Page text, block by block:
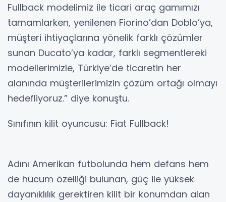
Fullback modelimiz ile ticari araç gamımızı
tamamlarken, yenilenen Fiorino’dan Doblo’ya,
müşteri ihtiyaçlarına yönelik farklı çözümler
sunan Ducato’ya kadar, farklı segmentlereki
modellerimizle, Türkiye’de ticaretin her
alanında müşterilerimizin çözüm ortağı olmayı
hedefliyoruz.” diye konuştu.
Sınıfının kilit oyuncusu: Fiat Fullback!
Adını Amerikan futbolunda hem defans hem
de hücum özelliği bulunan, güç ile yüksek
dayanıklılık gerektiren kilit bir konumdan alan